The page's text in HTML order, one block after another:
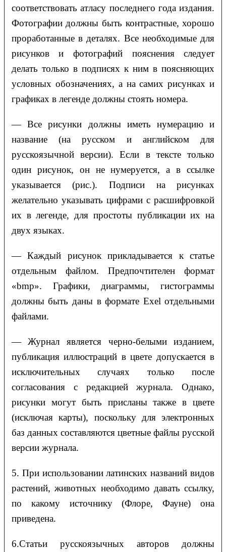
соответствовать атласу последнего года издания.
Фотографии должны быть контрастные, хорошо
проработанные в деталях. Все необходимые для
рисунков и фотографий пояснения следует
делать только в подписях к ним в поясняющих
условных обозначениях, а на самих рисунках и
графиках в легенде должны стоять номера.
— Все рисунки должны иметь нумерацию и
название (на русском и английском для
русскоязычной версии). Если в тексте только
один рисунок, он не нумеруется, а в ссылке
указывается (рис.). Подписи на рисунках
желательно указывать цифрами с расшифровкой
их в легенде, для простоты публикации их на
двух языках.
— Каждый рисунок прикладывается к статье
отдельным файлом. Предпочтителен формат
«bmp». Графики, диаграммы, гистограммы
должны быть даны в формате Exel отдельными
файлами.
— Журнал является черно-белыми изданием,
публикация иллюстраций в цвете допускается в
исключительных случаях только после
согласования с редакцией журнала. Однако,
рисунки могут быть присланы также в цвете
(исключая карты), поскольку для электронных
баз данных составляются цветные файлы русской
версии журнала.
5. При использовании латинских названий видов
растений, животных необходимо давать ссылку,
по какому источнику (Флоре, Фауне) она
приведена.
6.Статьи русскоязычных авторов должны